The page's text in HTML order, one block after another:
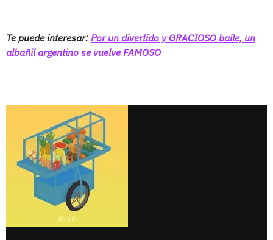
Te puede interesar: Por un divertido y GRACIOSO baile, un
albañil argentino se vuelve FAMOSO